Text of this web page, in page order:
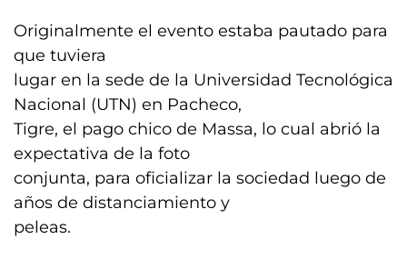
Originalmente el evento estaba pautado para
que tuviera
lugar en la sede de la Universidad Tecnológica
Nacional (UTN) en Pacheco,
Tigre, el pago chico de Massa, lo cual abrió la
expectativa de la foto
conjunta, para oficializar la sociedad luego de
años de distanciamiento y
peleas.